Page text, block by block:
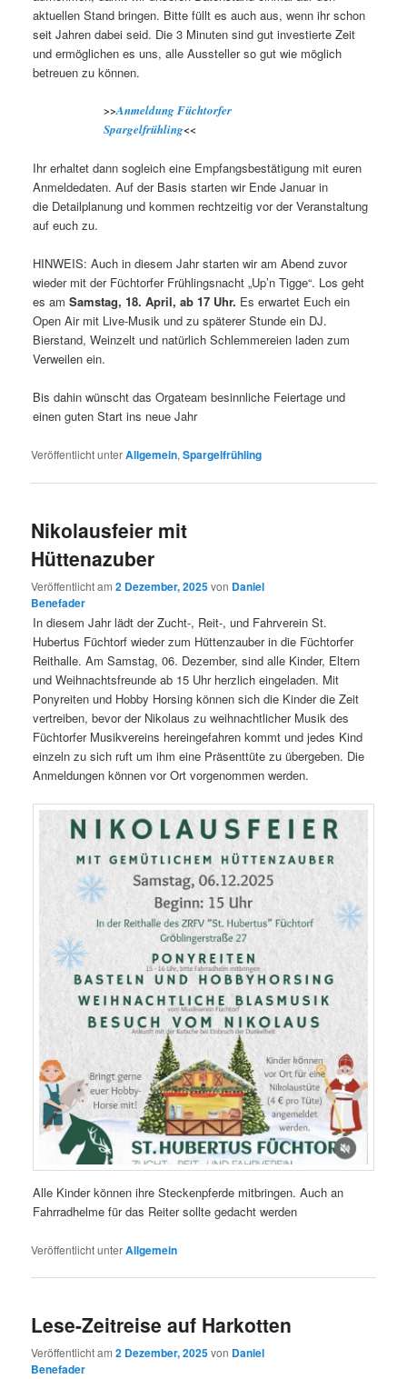
aktuellen Stand bringen. Bitte füllt es auch aus, wenn ihr schon
seit Jahren dabei seid. Die 3 Minuten sind gut investierte Zeit
und ermöglichen es uns, alle Aussteller so gut wie möglich
betreuen zu können.
>>Anmeldung Füchtorfer
Spargelfrühling<<
Ihr erhaltet dann sogleich eine Empfangsbestätigung mit euren
Anmeldedaten. Auf der Basis starten wir Ende Januar in
die Detailplanung und kommen rechtzeitig vor der Veranstaltung
auf euch zu.
HINWEIS: Auch in diesem Jahr starten wir am Abend zuvor
wieder mit der Füchtorfer Frühlingsnacht „Up’n Tigge“. Los geht
es amSamstag, 18. April, ab 17 Uhr. Es erwartet Euch ein
Open Air mit Live-Musik und zu späterer Stunde ein DJ.
Bierstand, Weinzelt und natürlich Schlemmereien laden zum
Verweilen ein.
Bis dahin wünscht das Orgateam besinnliche Feiertage und
einen guten Start ins neue Jahr
Veröffentlicht unterAllgemein,Spargelfrühling
Nikolausfeier mit
Hüttenazuber
Veröffentlicht am2 Dezember, 2025von Daniel
Benefader
In diesem Jahr lädt der Zucht-, Reit-, und Fahrverein St.
Hubertus Füchtorf wieder zum Hüttenzauber in die Füchtorfer
Reithalle. Am Samstag, 06. Dezember, sind alle Kinder, Eltern
und Weihnachtsfreunde ab 15 Uhr herzlich eingeladen. Mit
Ponyreiten und Hobby Horsing können sich die Kinder die Zeit
vertreiben, bevor der Nikolaus zu weihnachtlicher Musik des
Füchtorfer Musikvereins hereingefahren kommt und jedes Kind
einzeln zu sich ruft um ihm eine Präsenttüte zu übergeben. Die
Anmeldungen können vor Ort vorgenommen werden.
Alle Kinder können ihre Steckenpferde mitbringen. Auch an
Fahrradhelme für das Reiter sollte gedacht werden
Veröffentlicht unterAllgemein
Lese-Zeitreise auf Harkotten
Veröffentlicht am2 Dezember, 2025von Daniel
Benefader